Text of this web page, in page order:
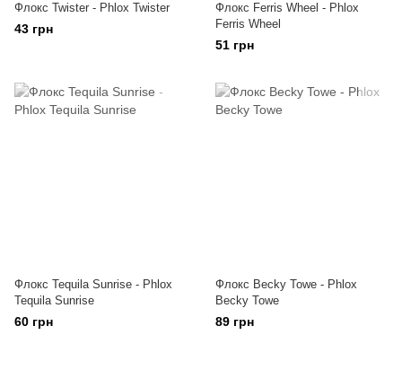
Флокс Twister - Phlox Twister
43 грн
Флокс Ferris Wheel - Phlox
Ferris Wheel
51 грн
Флокс Tequila Sunrise - Phlox
Tequila Sunrise
60 грн
Флокс Becky Towe - Phlox
Becky Towe
89 грн